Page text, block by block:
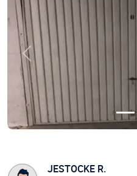
Précédent
JESTOCKE R.